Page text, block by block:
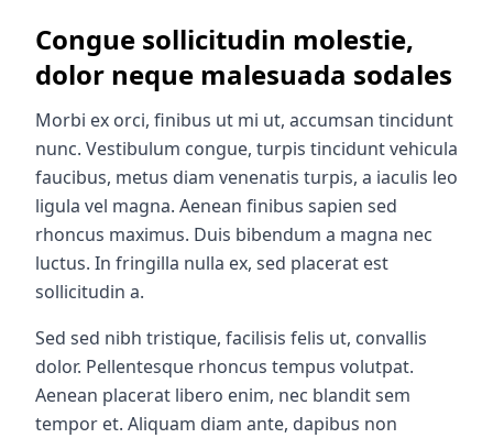
Congue sollicitudin molestie,
dolor neque malesuada sodales
Morbi ex orci, finibus ut mi ut, accumsan tincidunt
nunc. Vestibulum congue, turpis tincidunt vehicula
faucibus, metus diam venenatis turpis, a iaculis leo
ligula vel magna. Aenean finibus sapien sed
rhoncus maximus. Duis bibendum a magna nec
luctus. In fringilla nulla ex, sed placerat est
sollicitudin a.
Sed sed nibh tristique, facilisis felis ut, convallis
dolor. Pellentesque rhoncus tempus volutpat.
Aenean placerat libero enim, nec blandit sem
tempor et. Aliquam diam ante, dapibus non